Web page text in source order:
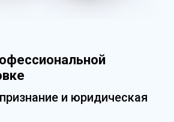
и юридическая